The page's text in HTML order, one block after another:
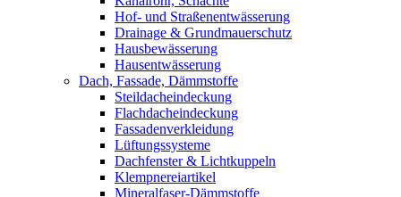
Hof- und Straßenentwässerung
Drainage & Grundmauerschutz
Hausbewässerung
Hausentwässerung
Dach, Fassade, Dämmstoffe
Steildacheindeckung
Flachdacheindeckung
Fassadenverkleidung
Lüftungssysteme
Dachfenster & Lichtkuppeln
Klempnereiartikel
Mineralfaser-Dämmstoffe